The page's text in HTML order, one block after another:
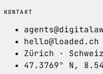
KONTAKT
hello@loaded.ch
Zürich · Schweiz
47.3769° N,